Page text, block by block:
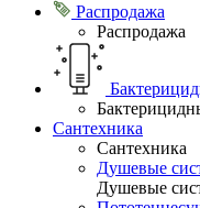
Распродажа
Распродажа
Сантехника
Сантехника
Душевые
Душевые